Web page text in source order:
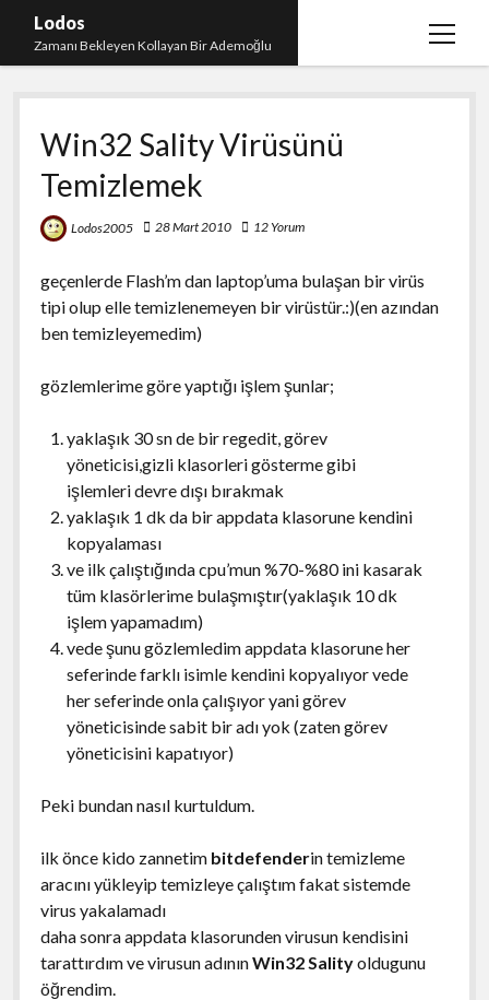
Lodos
Zamanı Bekleyen Kollayan Bir Ademoğlu
menüyü
Teşekkür
test
Win32 Sality Virüsünü
Temizlemek
Lodos2005 28 Mart 2010 12 Yorum
geçenlerde Flash’m dan laptop’uma bulaşan bir virüs
tipi olup elle temizlenemeyen bir virüstür.:)(en azından
ben temizleyemedim)
gözlemlerime göre yaptığı işlem şunlar;
yaklaşık 30 sn de bir regedit, görev
yöneticisi,gizli klasorleri gösterme gibi
işlemleri devre dışı bırakmak
yaklaşık 1 dk da bir appdata klasorune kendini
kopyalaması
ve ilk çalıştığında cpu’mun %70-%80 ini kasarak
tüm klasörlerime bulaşmıştır(yaklaşık 10 dk
işlem yapamadım)
vede şunu gözlemledim appdata klasorune her
seferinde farklı isimle kendini kopyalıyor vede
her seferinde onla çalışıyor yani görev
yöneticisinde sabit bir adı yok (zaten görev
yöneticisini kapatıyor)
Peki bundan nasıl kurtuldum.
ilk önce kido zannetim bitdefenderin temizleme
aracını yükleyip temizleye çalıştım fakat sistemde
virus yakalamadı
daha sonra appdata klasorunden virusun kendisini
tarattırdım ve virusun adınınWin32 Salityoldugunu
öğrendim.